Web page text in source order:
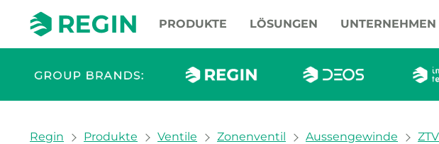
PRODUKTE LÖSUNGEN UNTERNEHMEN
You are here:
Regin Produkte Ventile Zonenventil Aussengewinde